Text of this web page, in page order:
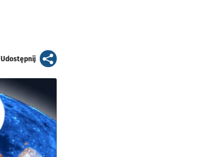
Udostępnijartykuł